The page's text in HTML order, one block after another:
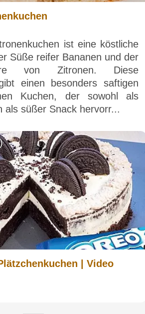
ist eine köstliche
Süße reifer Bananen und der
von Zitronen. Diese
einen besonders saftigen
Kuchen, der sowohl als
als süßer Snack hervorr...
| Video